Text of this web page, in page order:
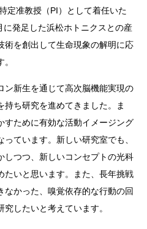
定准教授（PI）として着任いた
に発足した浜松ホトニクスとの産
術を創出して生命現象の解明に応
ン新生を通じて高次脳機能実現の
ち研究を進めてきました。ま
すために有効な活動イメージング
ています。新しい研究室でも、
しつつ、新しいコンセプトの光科
たいと思います。また、長年挑戦
なかった、嗅覚依存的な行動の回
したいと考えています。